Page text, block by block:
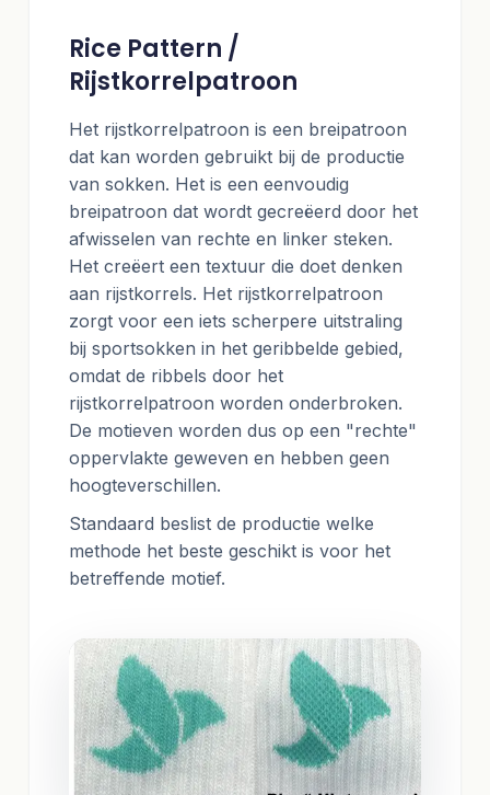
Rice Pattern /
Rijstkorrelpatroon
Het rijstkorrelpatroon is een breipatroon
dat kan worden gebruikt bij de productie
van sokken. Het is een eenvoudig
breipatroon dat wordt gecreëerd door het
afwisselen van rechte en linker steken.
Het creëert een textuur die doet denken
aan rijstkorrels. Het rijstkorrelpatroon
zorgt voor een iets scherpere uitstraling
bij sportsokken in het geribbelde gebied,
omdat de ribbels door het
rijstkorrelpatroon worden onderbroken.
De motieven worden dus op een "rechte"
oppervlakte geweven en hebben geen
hoogteverschillen.
Standaard beslist de productie welke
methode het beste geschikt is voor het
betreffende motief.